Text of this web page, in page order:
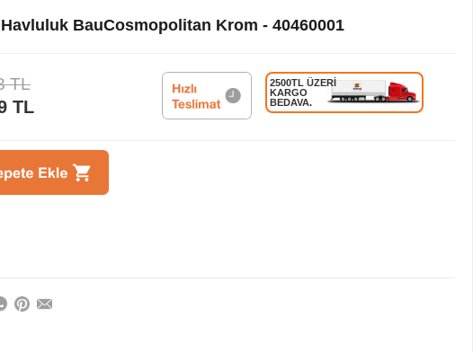
BauCosmopolitan Krom - 40460001
TL
TL
2500TL ÜZERİ
KARGO
BEDAVA.